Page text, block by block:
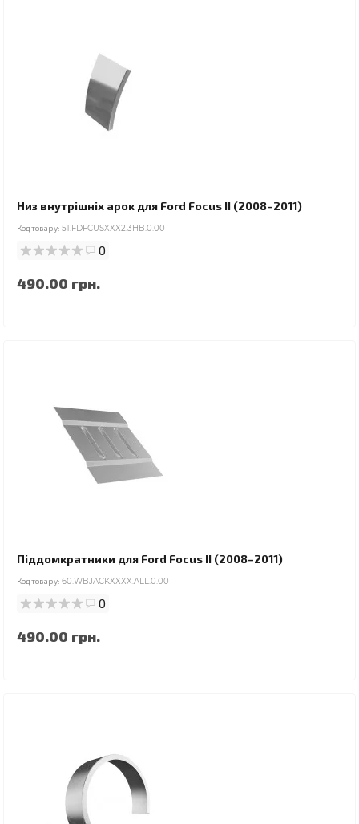
Низ внутрішніх арок для Ford Focus II (2008–2011)
Код товару: 51.FDFCUSXXX2.3HB.0.00
0
490.00 грн.
Піддомкратники для Ford Focus II (2008–2011)
Код товару: 60.WBJACKXXXX.ALL.0.00
0
490.00 грн.